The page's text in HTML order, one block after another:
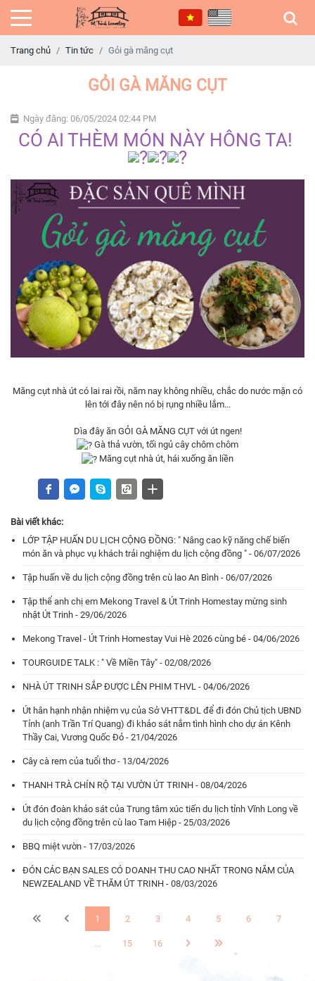
Trang chủ Tin tức Gỏi gà măng cụt
GỎI GÀ MĂNG CỤT
Ngày đăng: 06/05/2024 02:44 PM
CÓ AI THÈM MÓN NÀY HÔNG TA!
Măng cụt nhà út có lai rai rồi, năm nay không nhiều, chắc do nước mặn có
lên tới đây nên nó bị rụng nhiều lắm...
Dìa đây ăn GỎI GÀ MĂNG CỤT với út ngen!
Gà thả vườn, tối ngủ cây chôm chôm
Măng cụt nhà út, hái xuống ăn liền
Bài viết khác:
LỚP TẬP HUẤN DU LỊCH CỘNG ĐỒNG: " Nâng cao kỹ năng chế biến
món ăn và phục vụ khách trải nghiệm du lịch cộng đồng " - 06/07/2026
Tập huấn về du lịch cộng đồng trên cù lao An Bình - 06/07/2026
Tập thể anh chị em Mekong Travel & Út Trinh Homestay mừng sinh
nhật Út Trinh - 29/06/2026
Mekong Travel - Út Trinh Homestay Vui Hè 2026 cùng bé - 04/06/2026
TOURGUIDE TALK : " Về Miền Tây" - 02/08/2026
NHÀ ÚT TRINH SẮP ĐƯỢC LÊN PHIM THVL - 04/06/2026
Út hân hạnh nhận nhiệm vụ của Sở VHTT&DL để đi đón Chủ tịch UBND
Tỉnh (anh Trần Trí Quang) đi khảo sát nắm tình hình cho dự án Kênh
Thầy Cai, Vương Quốc Đỏ - 21/04/2026
Cây cà rem của tuổi thơ - 13/04/2026
THANH TRÀ CHÍN RỘ TẠI VƯỜN ÚT TRINH - 08/04/2026
Út đón đoàn khảo sát của Trung tâm xúc tiến du lịch tỉnh Vĩnh Long về
du lịch cộng đồng trên cù lao Tam Hiệp - 25/03/2026
BBQ miệt vườn - 17/03/2026
ĐÓN CÁC BẠN SALES CÓ DOANH THU CAO NHẤT TRONG NĂM CỦA
NEWZEALAND VỀ THĂM ÚT TRINH - 08/03/2026
1 2 3 4 5 6 7
... 15 16